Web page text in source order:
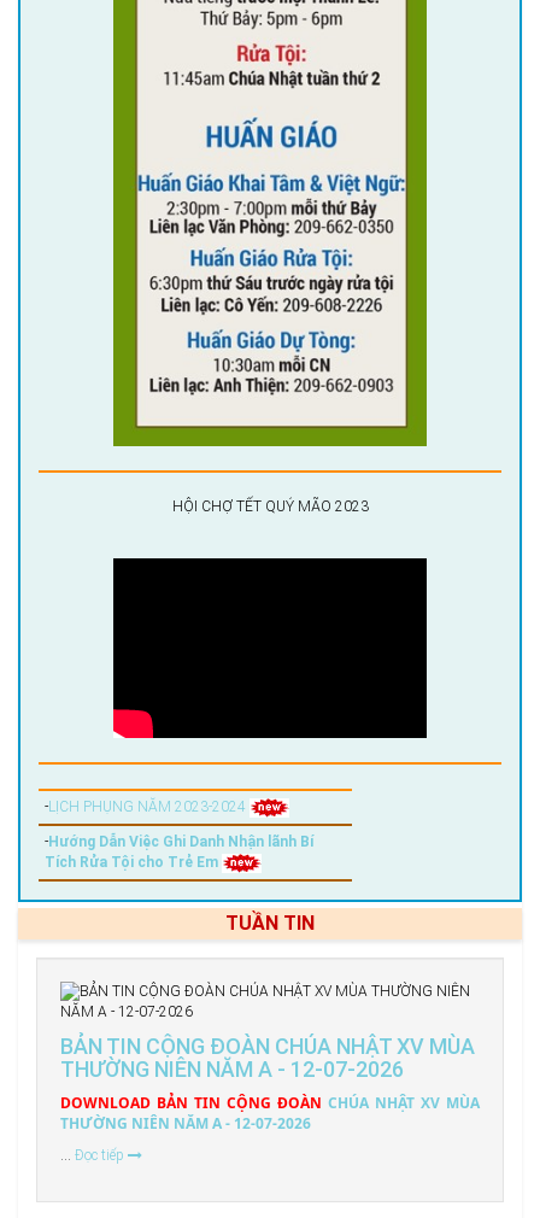
HỘI CHỢ TẾT QUÝ MÃO 2023
-LỊCH PHỤNG NĂM 2023-2024
-Hướng Dẫn Việc Ghi Danh Nhận lãnh Bí
Tích Rửa Tội cho Trẻ Em
TUẦN TIN
BẢN TIN CỘNG ĐOÀN CHÚA NHẬT XV MÙA
THƯỜNG NIÊN NĂM A - 12-07-2026
DOWNLOAD BẢN TIN CỘNG ĐOÀN CHÚA NHẬT XV MÙA
THƯỜNG NIÊN NĂM A - 12-07-2026
... Đọc tiếp